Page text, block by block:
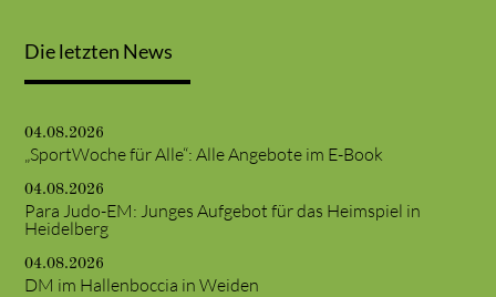
Die letzten News
04.08.2026
„SportWoche für Alle“: Alle Angebote im E-Book
04.08.2026
Para Judo-EM: Junges Aufgebot für das Heimspiel in
Heidelberg
04.08.2026
DM im Hallenboccia in Weiden